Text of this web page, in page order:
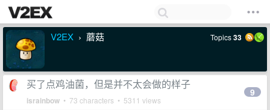
V2EX › 蘑菇 Topics33
买了点鸡油菌，但是并不太会做的样子
israinbow • 73 characters • 5311 views
9